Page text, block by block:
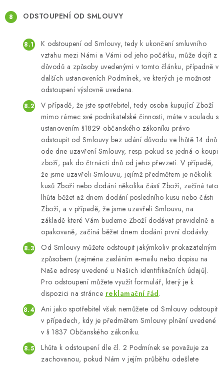
ODSTOUPENÍ OD SMLOUVY
K odstoupení od Smlouvy, tedy k ukončení smluvního
vztahu mezi Námi a Vámi od jeho počátku, může dojít z
důvodů a způsoby uvedenými v tomto článku, případně v
dalších ustanoveních Podmínek, ve kterých je možnost
odstoupení výslovně uvedena.
V případě, že jste spotřebitel, tedy osoba kupující Zboží
mimo rámec své podnikatelské činnosti, máte v souladu s
ustanovením §1829 občanského zákoníku právo
odstoupit od Smlouvy bez udání důvodu ve lhůtě 14 dnů
ode dne uzavření Smlouvy, resp. pokud se jedná o koupi
zboží, pak do čtrnácti dnů od jeho převzetí. V případě,
že jsme uzavřeli Smlouvu, jejímž předmětem je několik
kusů Zboží nebo dodání několika částí Zboží, začíná tato
lhůta běžet až dnem dodání posledního kusu nebo části
Zboží, a v případě, že jsme uzavřeli Smlouvu, na
základě které Vám budeme Zboží dodávat pravidelně a
opakovaně, začíná běžet dnem dodání první dodávky.
Od Smlouvy můžete odstoupit jakýmkoliv prokazatelným
způsobem (zejména zasláním e-mailu nebo dopisu na
Naše adresy uvedené u Našich identifikačních údajů).
Pro odstoupení můžete využít formulář, který je k
dispozici na stránce reklamační řád.
Ani jako spotřebitel však nemůžete od Smlouvy odstoupit
v případech, kdy je předmětem Smlouvy plnění uvedené
v § 1837 Občanského zákoníku.
Lhůta k odstoupení dle čl. 2 Podmínek se považuje za
zachovanou, pokud Nám v jejím průběhu odešlete